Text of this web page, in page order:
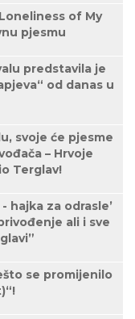
of My
pjesmu
predstavila je
od danas u
svoje će pjesme
– Hrvoje
Terglav!
hajka za odrasle’
ali i sve
se promijenilo